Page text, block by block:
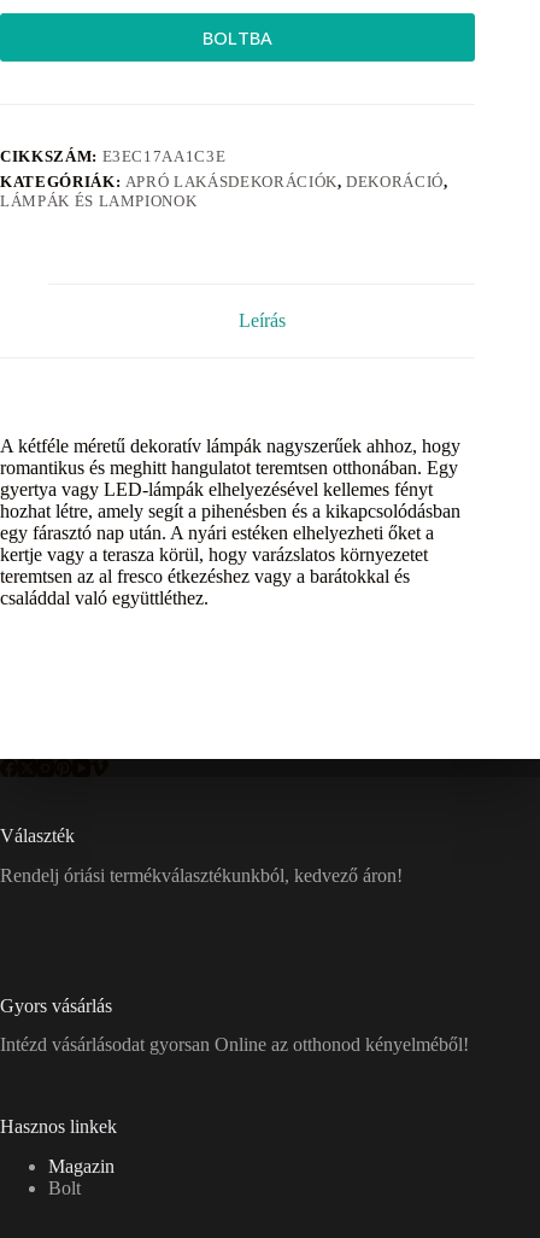
BOLTBA
CIKKSZÁM: E3EC17AA1C3E
KATEGÓRIÁK: APRÓ LAKÁSDEKORÁCIÓK,DEKORÁCIÓ,
LÁMPÁK ÉS LAMPIONOK
Leírás
A kétféle méretű dekoratív lámpák nagyszerűek ahhoz, hogy
romantikus és meghitt hangulatot teremtsen otthonában. Egy
gyertya vagy LED-lámpák elhelyezésével kellemes fényt
hozhat létre, amely segít a pihenésben és a kikapcsolódásban
egy fárasztó nap után. A nyári estéken elhelyezheti őket a
kertje vagy a terasza körül, hogy varázslatos környezetet
teremtsen az al fresco étkezéshez vagy a barátokkal és
családdal való együttléthez.
Választék
Rendelj óriási termékválasztékunkból, kedvező áron!
Gyors vásárlás
Intézd vásárlásodat gyorsan Online az otthonod kényelméből!
Hasznos linkek
Magazin
Bolt